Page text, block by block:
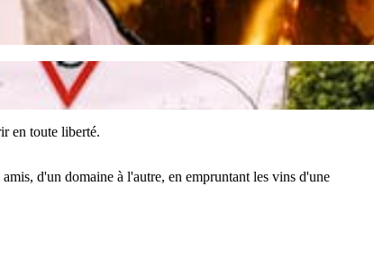
en toute liberté.
d'un domaine à l'autre, en empruntant les vins d'une